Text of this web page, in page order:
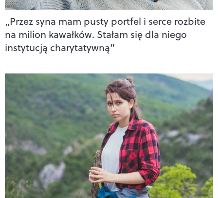
„Przez syna mam pusty portfel i serce rozbite
na milion kawałków. Stałam się dla niego
instytucją charytatywną”